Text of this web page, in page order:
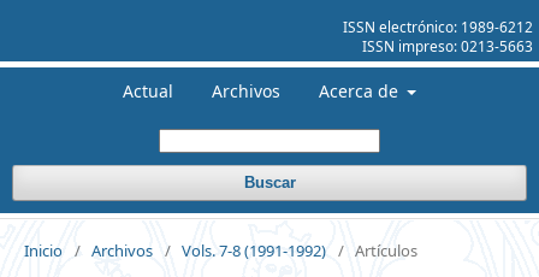
ISSN electrónico: 1989-6212
ISSN impreso:0213-5663
Actual Archivos Acerca de
Buscar
Inicio / Archivos / Vols. 7-8 (1991-1992) / Artículos